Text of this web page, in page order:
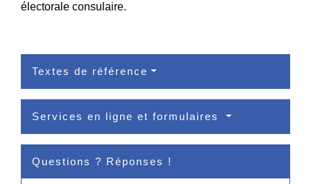
électorale consulaire.
Textes de référence
Services en ligne et formulaires
Questions ? Réponses !